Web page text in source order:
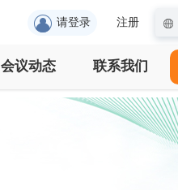
请登录 注册
会议动态 联系我们